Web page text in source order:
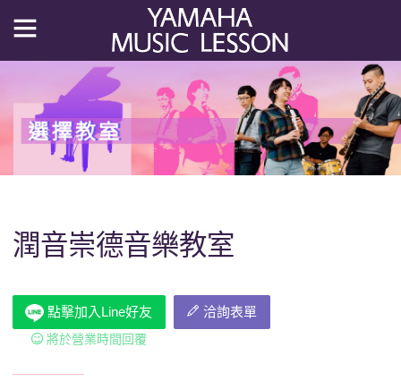
潤音崇德音樂教室
點擊加入Line好友
將於營業時間回覆
洽詢表單